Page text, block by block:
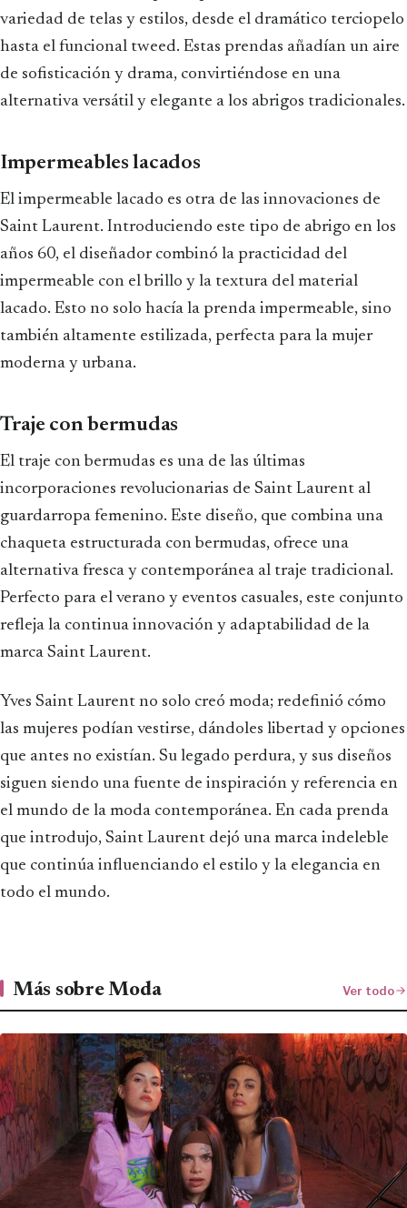
variedad de telas y estilos, desde el dramático terciopelo
hasta el funcional tweed. Estas prendas añadían un aire
de sofisticación y drama, convirtiéndose en una
alternativa versátil y elegante a los abrigos tradicionales.
Impermeables lacados
El impermeable lacado es otra de las innovaciones de
Saint Laurent. Introduciendo este tipo de abrigo en los
años 60, el diseñador combinó la practicidad del
impermeable con el brillo y la textura del material
lacado. Esto no solo hacía la prenda impermeable, sino
también altamente estilizada, perfecta para la mujer
moderna y urbana.
Traje con bermudas
El traje con bermudas es una de las últimas
incorporaciones revolucionarias de Saint Laurent al
guardarropa femenino. Este diseño, que combina una
chaqueta estructurada con bermudas, ofrece una
alternativa fresca y contemporánea al traje tradicional.
Perfecto para el verano y eventos casuales, este conjunto
refleja la continua innovación y adaptabilidad de la
marca Saint Laurent.
Yves Saint Laurent no solo creó moda; redefinió cómo
las mujeres podían vestirse, dándoles libertad y opciones
que antes no existían. Su legado perdura, y sus diseños
siguen siendo una fuente de inspiración y referencia en
el mundo de la moda contemporánea. En cada prenda
que introdujo, Saint Laurent dejó una marca indeleble
que continúa influenciando el estilo y la elegancia en
todo el mundo.
Más sobre Moda Ver todo